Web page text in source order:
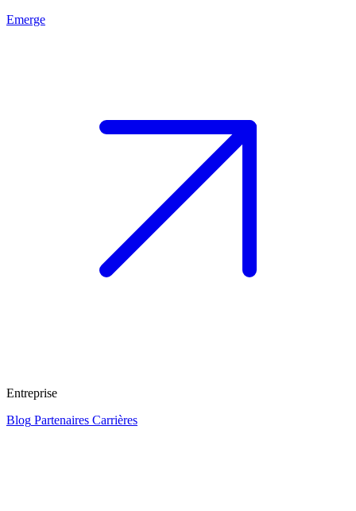
Emerge
Entreprise
Blog Partenaires Carrières